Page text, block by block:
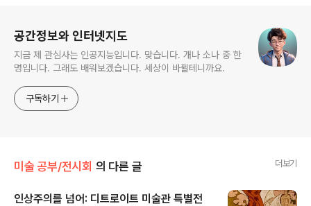
공간정보와 인터넷지도
지금 제 관심사는 인공지능입니다. 맞습니다. 개나 소나 중 한
명입니다. 그래도 배워보겠습니다. 세상이 바뀔테니까요.
구독하기
미술 공부/전시회 의 다른 글 더보기
인상주의를 넘어: 디트로이트 미술관 특별전